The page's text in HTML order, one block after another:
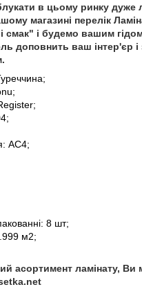
в цьому ринку дуже
магазині перелік
смак" і будемо вашим
доповнить ваш інтер'єр
;
;
;
AC4;
8 шт;
м2;
асортимент ламінату, Ви